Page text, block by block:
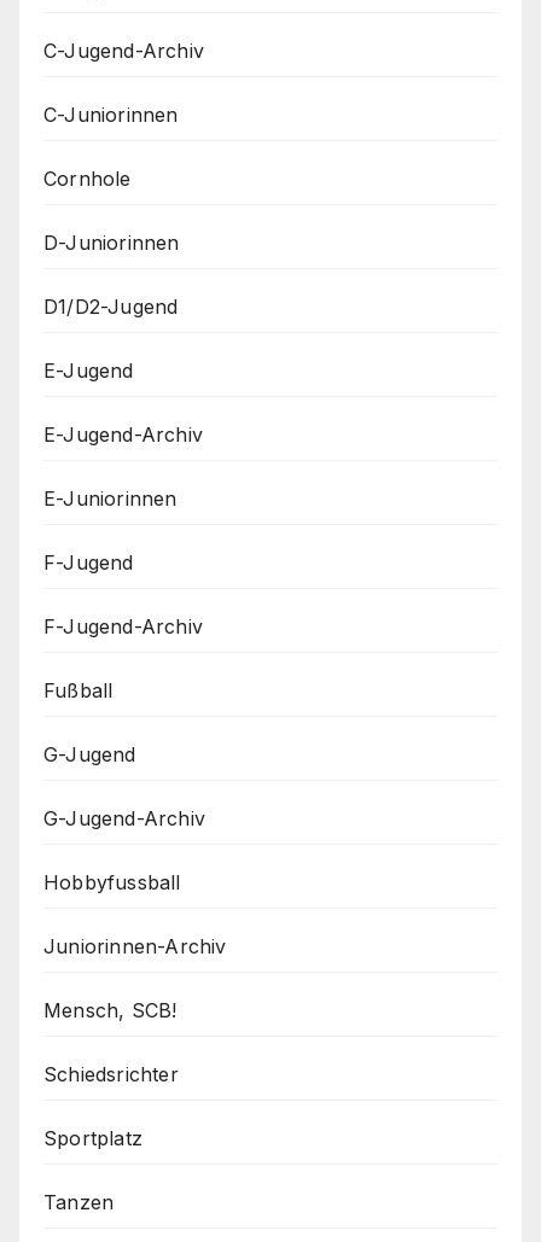
C-Jugend-Archiv
C-Juniorinnen
Cornhole
D-Juniorinnen
D1/D2-Jugend
E-Jugend
E-Jugend-Archiv
E-Juniorinnen
F-Jugend
F-Jugend-Archiv
Fußball
G-Jugend
G-Jugend-Archiv
Hobbyfussball
Juniorinnen-Archiv
Mensch, SCB!
Schiedsrichter
Sportplatz
Tanzen